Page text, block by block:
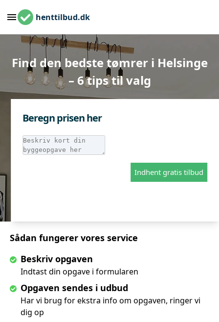
henttilbud.dk
Find den bedste tømrer i Helsinge
– 6 tips til valg
Sådan fungerer vores service
Beskriv opgaven
Indtast din opgave i formularen
Opgaven sendes i udbud
Har vi brug for ekstra info om opgaven, ringer vi
dig op
Beregn prisen her
Indhent gratis tilbud